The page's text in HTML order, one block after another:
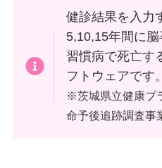
健診結果を入力
5,10,15年間に
習慣病で死亡す
フトウェアです。
※茨城県立健康プ
命予後追跡調査事